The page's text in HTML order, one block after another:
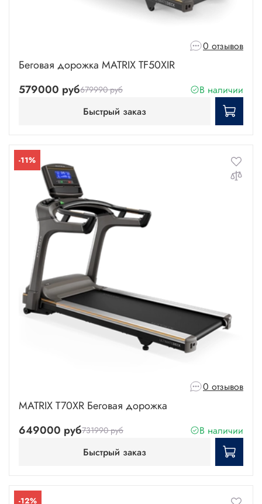
0 отзывов
Беговая дорожка MATRIX TF50XIR
579000 руб679990 руб
В наличии
Быстрый заказ
-11%
0 отзывов
MATRIX T70XR Беговая дорожка
649000 руб731990 руб
В наличии
Быстрый заказ
-12%